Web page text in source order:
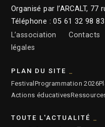
Organisé par l’ARCALT,
Téléphone : 05 61 32 98 83
L’association
Contacts
légales
PLAN DU SITE
FestivalProgrammation 2026
Actions éducatives
TOUTE L'ACTUALITÉ